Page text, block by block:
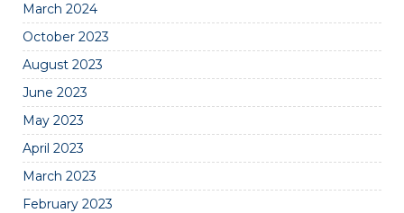
March 2024
October 2023
August 2023
June 2023
May 2023
April 2023
March 2023
February 2023